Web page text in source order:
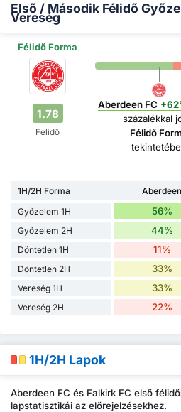
Első / Második Félidő
Vereség
Félidő Forma
1.78
Félidő
Aberdeen FC
százalékkal
Félidő
1H/2H Forma Aberdeen
Győzelem 1H
56%
Győzelem 2H 44%
Döntetlen 1H 11%
Döntetlen 2H 33%
Vereség 1H 33%
Vereség 2H 22%
1H/2H Lapok
Aberdeen FC és Falkirk FC első
lapstatisztikái az előrejelzésekhez.